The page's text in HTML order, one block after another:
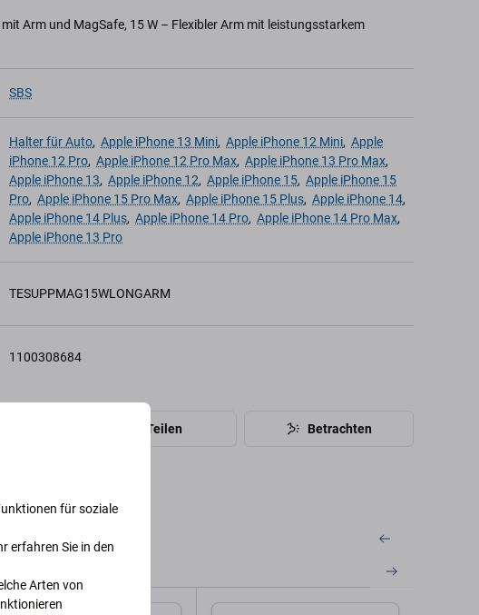
Arm und MagSafe, 15 W – Flexibler Arm mit leistungsstarkem
SBS
Halter für Auto, Apple iPhone 13 Mini, Apple iPhone 12 Mini, Apple
iPhone 12 Pro, Apple iPhone 12 Pro Max, Apple iPhone 13 Pro Max,
Apple iPhone 13, Apple iPhone 12, Apple iPhone 15, Apple iPhone 15
Pro, Apple iPhone 15 Pro Max, Apple iPhone 15 Plus, Apple iPhone 14,
Apple iPhone 14 Plus, Apple iPhone 14 Pro, Apple iPhone 14 Pro Max,
Apple iPhone 13 Pro
TESUPPMAG15WLONGARM
1100308684
Teilen Betrachten
für soziale
erfahren Sie in den
Arten von